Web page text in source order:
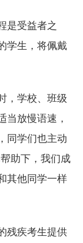
受益者之
学生，将佩戴
学校、班级
当放慢语速，
同学们也主动
助下，我们成
其他同学一样
疾考生提供